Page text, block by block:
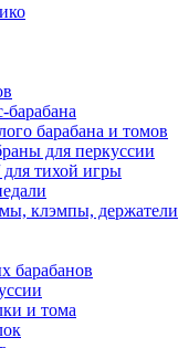
барабана
барабана и томов
для перкуссии
тихой игры
клэмпы, держатели
барабанов
и тома